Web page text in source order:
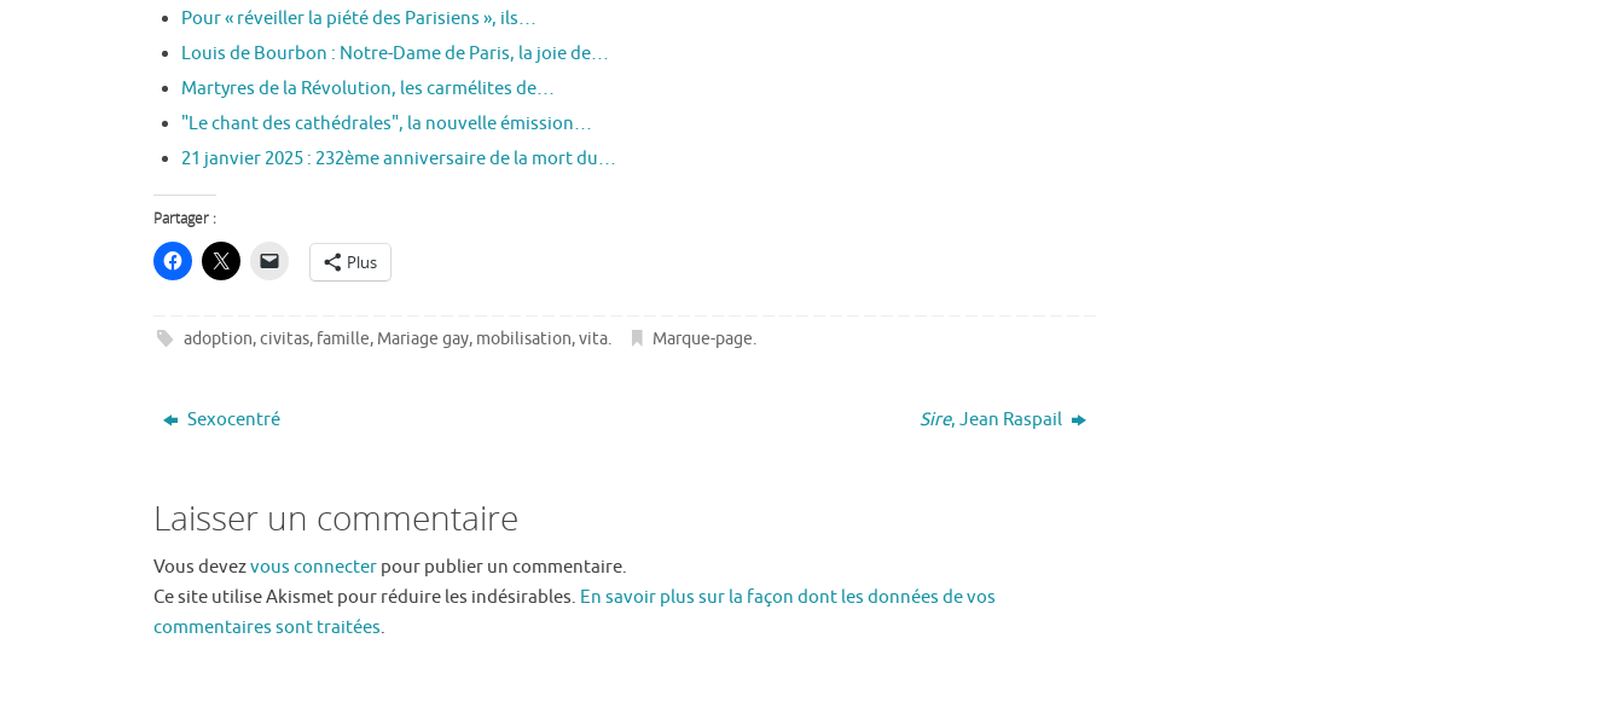
Pour « réveiller la piété des Parisiens », ils…
Louis de Bourbon : Notre-Dame de Paris, la joie de…
Martyres de la Révolution, les carmélites de…
"Le chant des cathédrales", la nouvelle émission…
21 janvier 2025 : 232ème anniversaire de la mort du…
Partager :
Plus
adoption,civitas, famille, Mariage gay, mobilisation,vita. Marque-page.
Sexocentré Sire, Jean Raspail
Laisser un commentaire
Vous devezvous connecter pour publier un commentaire.
Ce site utilise Akismet pour réduire les indésirables. En savoir plus sur la façon dont les données de vos
commentaires sont traitées.